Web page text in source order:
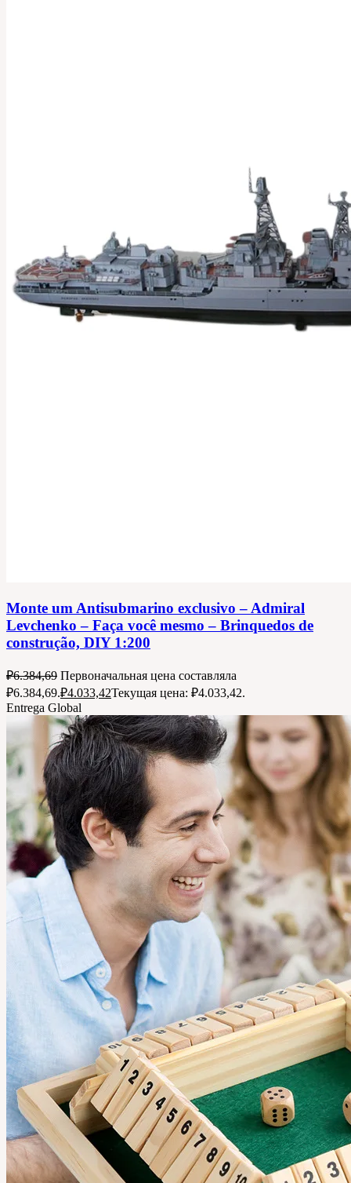
Monte um Antisubmarino exclusivo – Admiral
Levchenko – Faça você mesmo – Brinquedos de
construção, DIY 1:200
₽6.384,69 Первоначальная цена составляла
₽6.384,69.₽4.033,42Текущая цена: ₽4.033,42.
Entrega Global